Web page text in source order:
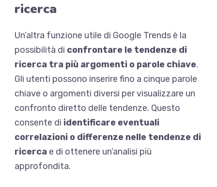
ricerca
Un’altra funzione utile di Google Trends è la
possibilità di confrontare le tendenze di
ricerca tra più argomenti o parole chiave.
Gli utenti possono inserire fino a cinque parole
chiave o argomenti diversi per visualizzare un
confronto diretto delle tendenze. Questo
consente di identificare eventuali
correlazioni o differenze nelle tendenze di
ricerca e di ottenere un’analisi più
approfondita.